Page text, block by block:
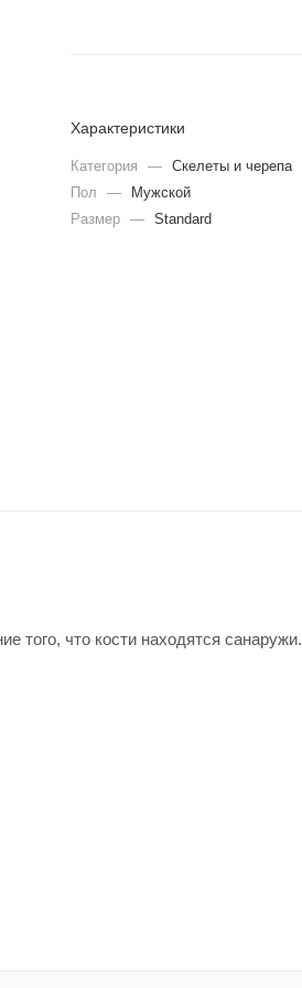
Характеристики
Категория —
Скелеты и черепа
Пол
—
Мужской
Размер
— Standard
того, что кости находятся санаружи.